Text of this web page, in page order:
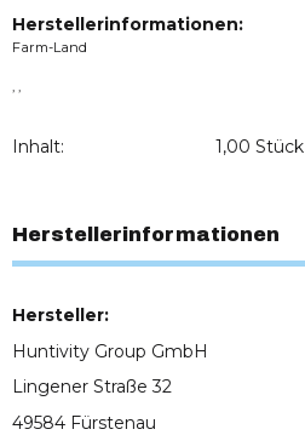
Herstellerinformationen:
Farm-Land
Inhalt: 1,00 Stück
Herstellerinformationen
Hersteller:
Huntivity Group GmbH
Lingener Straße 32
49584 Fürstenau